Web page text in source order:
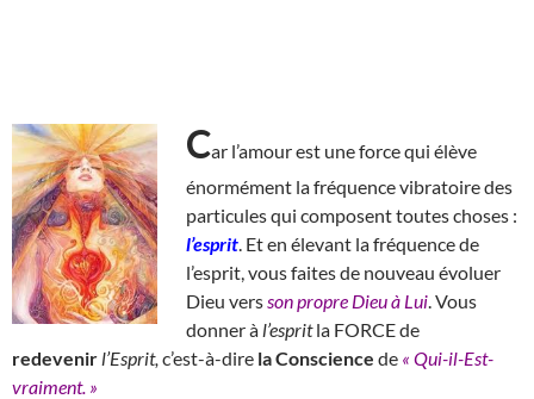
Car l’amour est une force qui élève
énormément la fréquence vibratoire des
particules qui composent toutes choses :
l’esprit . Et en élevant la fréquence de
l’esprit, vous faites de nouveau évoluer
Dieu vers son propre Dieu à Lui . Vous
donner à l’espritla FORCE de
redevenir l’Esprit, c’est-à-dire la Conscience de « Qui-il-Est-
vraiment. »